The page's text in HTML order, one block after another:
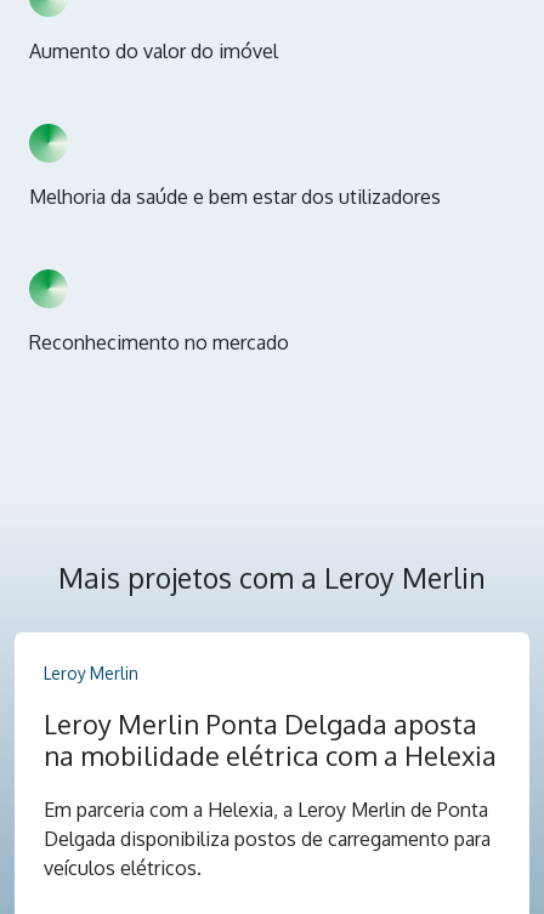
Aumento do valor do imóvel
Melhoria da saúde e bem estar dos utilizadores
Reconhecimento no mercado
Mais projetos com a Leroy Merlin
Leroy Merlin
Leroy Merlin Ponta Delgada aposta
na mobilidade elétrica com a Helexia
Em parceria com a Helexia, a Leroy Merlin de Ponta
Delgada disponibiliza postos de carregamento para
veículos elétricos.